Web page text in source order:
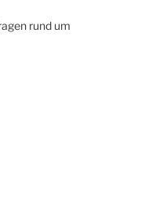
rund um